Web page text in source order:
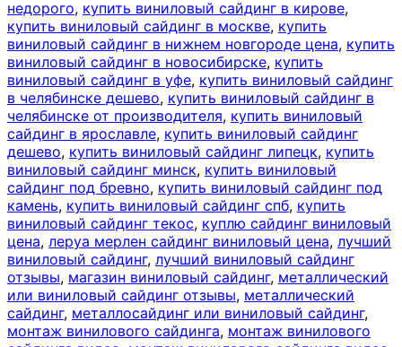
недорого, купить виниловый сайдинг в кирове,
купить виниловый сайдинг в москве, купить
виниловый сайдинг в нижнем новгороде цена, купить
виниловый сайдинг в новосибирске, купить
виниловый сайдинг в уфе, купить виниловый сайдинг
в челябинске дешево, купить виниловый сайдинг в
челябинске от производителя, купить виниловый
сайдинг в ярославле, купить виниловый сайдинг
дешево, купить виниловый сайдинг липецк, купить
виниловый сайдинг минск, купить виниловый
сайдинг под бревно, купить виниловый сайдинг под
камень, купить виниловый сайдинг спб, купить
виниловый сайдинг текос, куплю сайдинг виниловый
цена, леруа мерлен сайдинг виниловый цена, лучший
виниловый сайдинг, лучший виниловый сайдинг
отзывы, магазин виниловый сайдинг, металлический
или виниловый сайдинг отзывы, металлический
сайдинг, металлосайдинг или виниловый сайдинг,
монтаж винилового сайдинга, монтаж винилового